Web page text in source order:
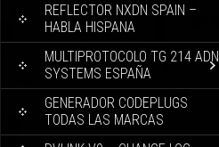
REFLECTOR NXDN SPAIN –
HABLA HISPANA
MULTIPROTOCOLO TG 214 ADN
SYSTEMS ESPAÑA
GENERADOR CODEPLUGS
TODAS LAS MARCAS